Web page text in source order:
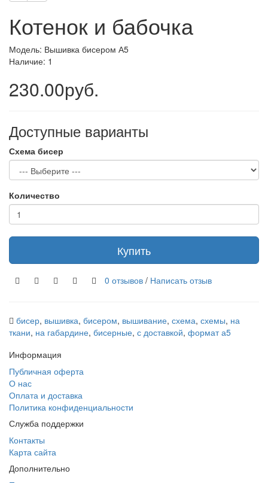
Котенок и бабочка
Модель: Вышивка бисером А5
Наличие: 1
230.00руб.
Доступные варианты
Схема бисер
Количество
Купить
0 отзывов / Написать отзыв
бисер, вышивка, бисером, вышивание, схема, схемы, на
ткани, на габардине, бисерные, с доставкой, формат а5
Информация
Публичная оферта
О нас
Оплата и доставка
Политика конфиденциальности
Служба поддержки
Контакты
Карта сайта
Дополнительно